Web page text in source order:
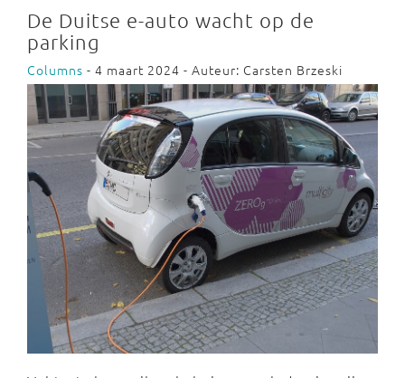
De Duitse e-auto wacht op de
parking
Columns - 4 maart 2024 - Auteur: Carsten Brzeski